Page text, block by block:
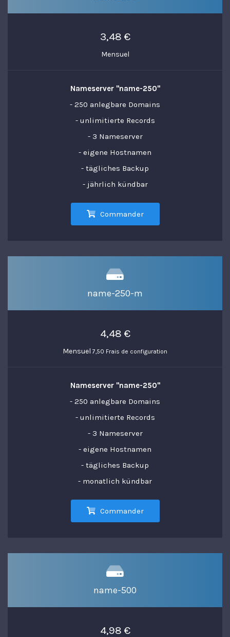
3,48 €
Mensuel
Nameserver "name-250"
- 250 anlegbare Domains
- unlimitierte Records
- 3 Nameserver
- eigene Hostnamen
- tägliches Backup
- jährlich kündbar
Commander
name-250-m
4,48 €
Mensuel 7,50 Frais de configuration
Nameserver "name-250"
- 250 anlegbare Domains
- unlimitierte Records
- 3 Nameserver
- eigene Hostnamen
- tägliches Backup
- monatlich kündbar
Commander
name-500
4,98 €